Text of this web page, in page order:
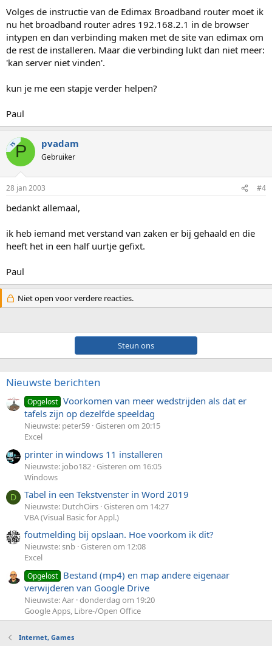
Volges de instructie van de Edimax Broadband router moet ik
nu het broadband router adres 192.168.2.1 in de browser
intypen en dan verbinding maken met de site van edimax om
de rest de installeren. Maar die verbinding lukt dan niet meer:
'kan server niet vinden'.
kun je me een stapje verder helpen?
Paul
TSP pvadam
Gebruiker
28 jan 2003 #4
bedankt allemaal,
ik heb iemand met verstand van zaken er bij gehaald en die
heeft het in een half uurtje gefixt.
Paul
Niet open voor verdere reacties.
Steun ons
Nieuwste berichten
Opgelost Voorkomen van meer wedstrijden als dat er
tafels zijn op dezelfde speeldag
Nieuwste: peter59 Gisteren om 20:15
Excel
printer in windows 11 installeren
Nieuwste: jobo182 Gisteren om 16:05
Windows
D Tabel in een Tekstvenster in Word 2019
Nieuwste: DutchOirs Gisteren om 14:27
VBA (Visual Basic for Appl.)
foutmelding bij opslaan. Hoe voorkom ik dit?
Nieuwste: snb Gisteren om 12:08
Excel
Opgelost Bestand (mp4) en map andere eigenaar
verwijderen van Google Drive
Nieuwste: Aar donderdag om 19:20
Google Apps, Libre-/Open Office
Internet, Games